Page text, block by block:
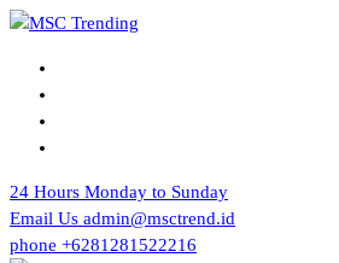
Skip
content
24 Hours Monday to Sunday
Email Us admin@msctrend.id
phone +6281281522216